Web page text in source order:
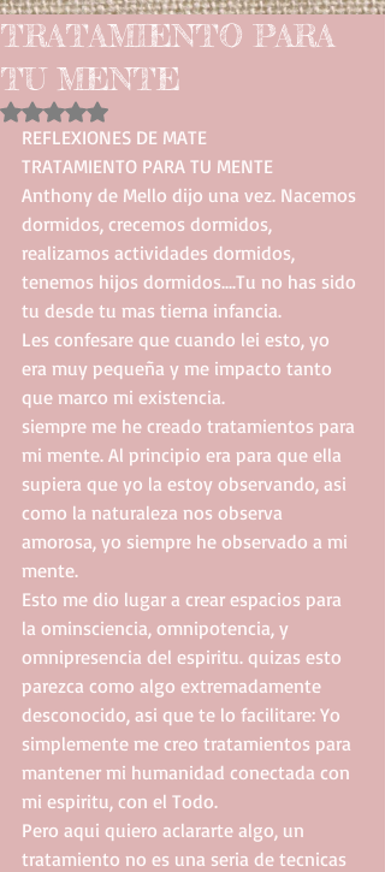
TRATAMIENTO PARA
TU MENTE
Obtuvo NaN de 5 estrellas.
REFLEXIONES DE MATE
TRATAMIENTO PARA TU MENTE
Anthony de Mello dijo una vez. Nacemos
dormidos, crecemos dormidos,
realizamos actividades dormidos,
tenemos hijos dormidos....Tu no has sido
tu desde tu mas tierna infancia.
Les confesare que cuando lei esto, yo
era muy pequeña y me impacto tanto
que marco mi existencia.
siempre me he creado tratamientos para
mi mente. Al principio era para que ella
supiera que yo la estoy observando, asi
como la naturaleza nos observa
amorosa, yo siempre he observado a mi
mente.
Esto me dio lugar a crear espacios para
la ominsciencia, omnipotencia, y
omnipresencia del espiritu. quizas esto
parezca como algo extremadamente
desconocido, asi que te lo facilitare: Yo
simplemente me creo tratamientos para
mantener mi humanidad conectada con
mi espiritu, con el Todo.
Pero aqui quiero aclararte algo, un
tratamiento no es una seria de tecnicas